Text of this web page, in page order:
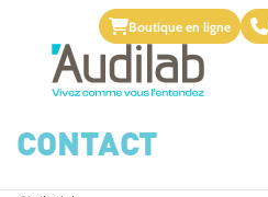
Boutique en ligne
CONTACT